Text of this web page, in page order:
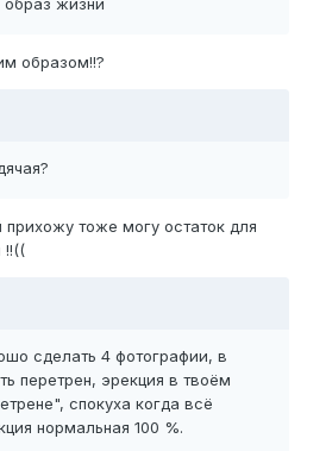
образом!!?
тоже могу остаток для
!!((
сделать 4 фотографии, в
перетрен, эрекция в твоём
спокуха когда всё
нормальная 100 %.